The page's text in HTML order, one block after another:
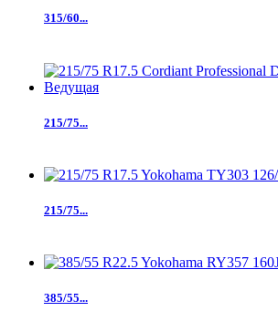
315/60...
215/75...
215/75...
385/55...